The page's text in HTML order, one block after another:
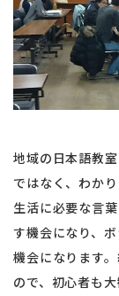
地域の日本語教
ではなく、わか
生活に必要な言
す機会になり、
機会になります
ので、初心者も大